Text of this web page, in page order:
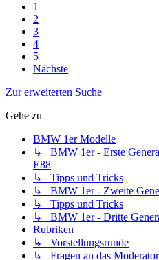
1
2
3
4
5
Nächste
Zur erweiterten Suche
Gehe zu
BMW 1er Modelle
↳ BMW 1er - Erste
E88
↳ Tipps und Tricks
↳ BMW 1er - Zweite
↳ Tipps und Tricks
↳ BMW 1er - Dritte
Rubriken
↳ Vorstellungsrunde
↳ Fragen an das